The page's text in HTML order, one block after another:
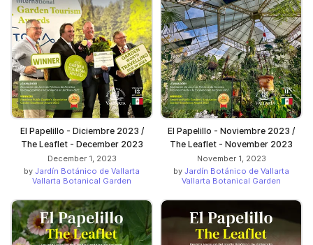
El Papelillo - Diciembre 2023 /
The Leaflet - December 2023
December 1, 2023
by Jardín Botánico de Vallarta
Vallarta Botanical Garden
El Papelillo - Noviembre 2023 /
The Leaflet - November 2023
November 1, 2023
by Jardín Botánico de Vallarta
Vallarta Botanical Garden